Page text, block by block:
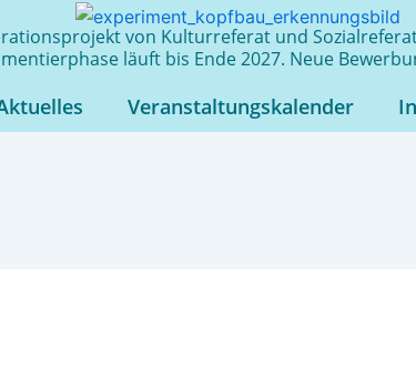
von Kulturreferat und
läuft bis Ende 2027. Neue
Veranstaltungskalender